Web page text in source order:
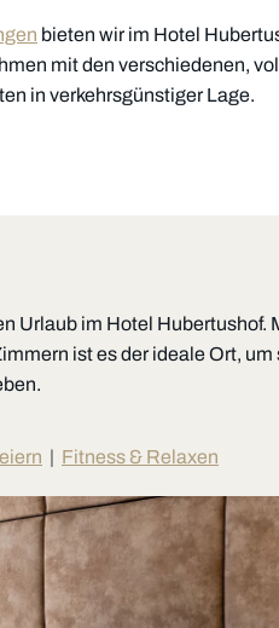
bieten wir im Hotel
mit den verschiedenen, voll
in verkehrsgünstiger Lage.
Urlaub im Hotel Hubertushof.
ist es der ideale Ort, um
| Fitness & Relaxen